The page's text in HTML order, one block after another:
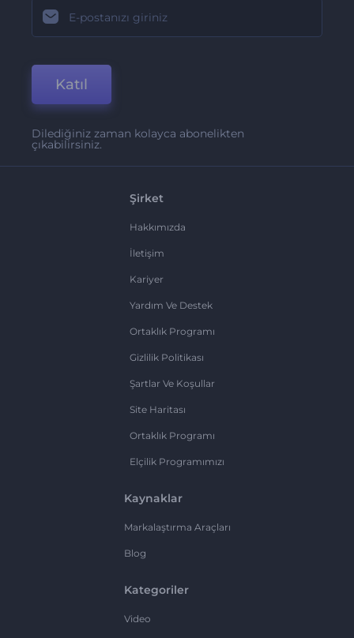
Katıl
Dilediğiniz zaman kolayca abonelikten
çıkabilirsiniz.
Şirket
Hakkımızda
İletişim
Kariyer
Yardım Ve Destek
Ortaklık Programı
Gizlilik Politikası
Şartlar Ve Koşullar
Site Haritası
Ortaklık Programı
Elçilik Programımızı
Kaynaklar
Markalaştırma Araçları
Blog
Kategoriler
Video